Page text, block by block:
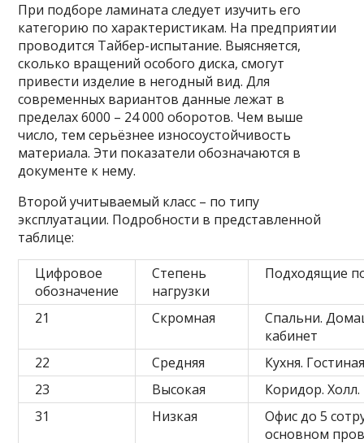
При подборе ламината следует изучить его
категорию по характеристикам. На предприятии
проводится Тайбер-испытание. Выясняется,
сколько вращений особого диска, смогут
привести изделие в негодный вид. Для
современных вариантов данные лежат в
пределах 6000 – 24 000 оборотов. Чем выше
число, тем серьёзнее износоустойчивость
материала. Эти показатели обозначаются в
документе к нему.
Второй учитываемый класс – по типу
эксплуатации. Подробности в представленной
таблице:
Цифровое
обозначение
Степень
нагрузки
Подходящие
21 Скромная
Спальни.
кабинет
22
Средняя
Кухня.
23
Высокая
Коридор.
31
Низкая
Офис до 5
основном